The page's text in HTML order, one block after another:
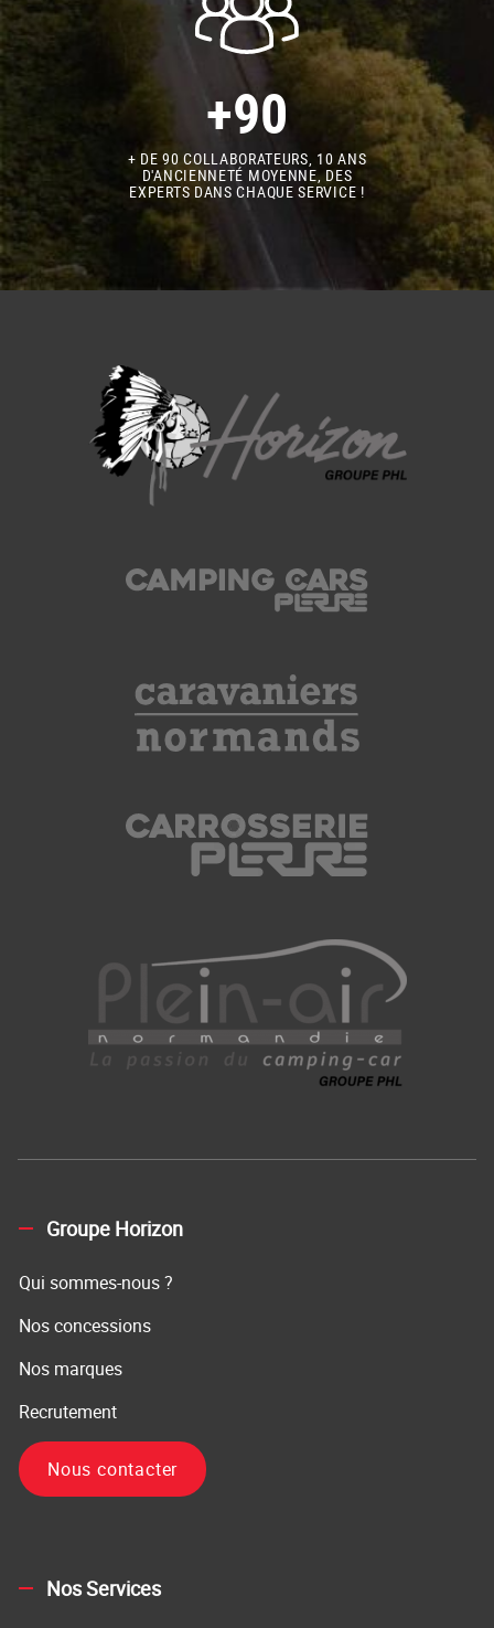
+90
+ DE 90 COLLABORATEURS, 10 ANS
D'ANCIENNETÉ MOYENNE, DES
EXPERTS DANS CHAQUE SERVICE !
Groupe Horizon
Qui sommes-nous ?
Nos concessions
Nos marques
Recrutement
Nous contacter
Nos Services